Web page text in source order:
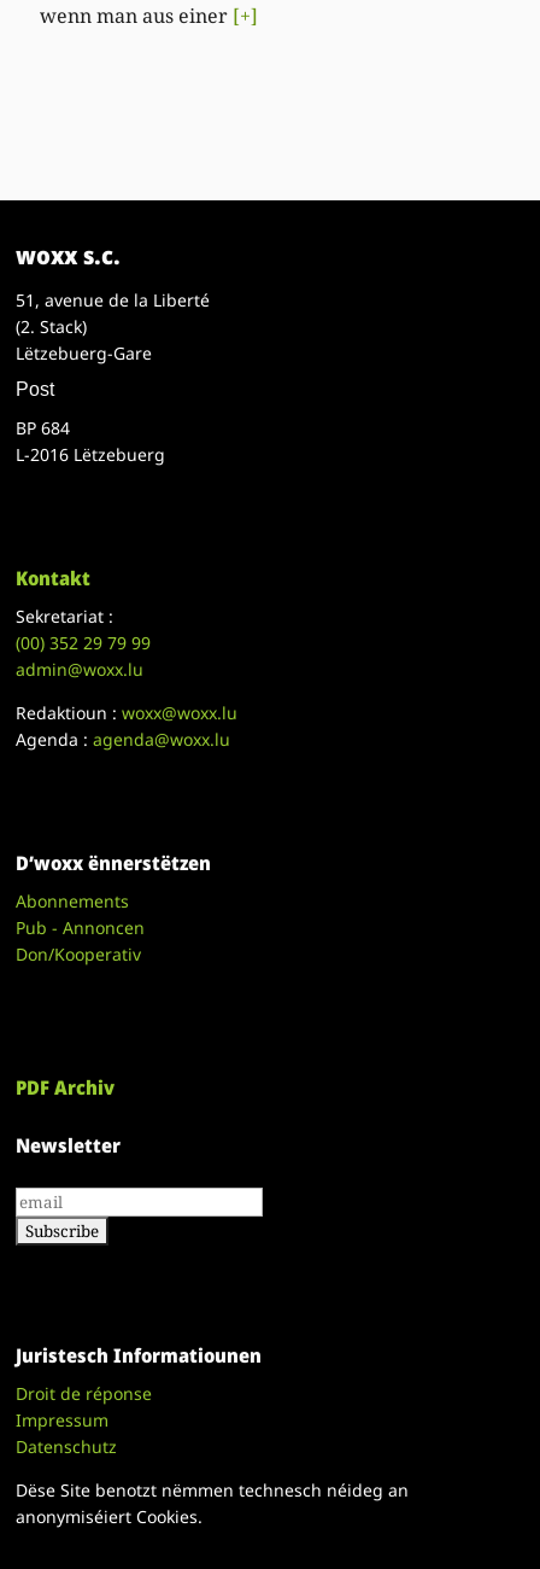
wenn man aus einer [+]
woxx s.c.
51, avenue de la Liberté
(2. Stack)
Lëtzebuerg-Gare
Post
BP 684
L-2016 Lëtzebuerg
Kontakt
Sekretariat :
(00)352 29 79 99
admin@woxx.lu
Redaktioun :woxx@woxx.lu
Agenda :agenda@woxx.lu
D’woxx ënnerstëtzen
Abonnements
Pub - Annoncen
Don/Kooperativ
PDF Archiv
Newsletter
Juristesch Informatiounen
Droit de réponse
Impressum
Datenschutz
Dëse Site benotzt nëmmen technesch néideg an
anonymiséiert Cookies.